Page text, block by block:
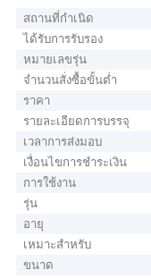
สถานที่กำเนิด
ได้รับการรับรอง
หมายเลขรุ่น
จำนวนสั่งซื้อขั้นต่ำ
ราคา
รายละเอียดการบรรจุ
เวลาการส่งมอบ
เงื่อนไขการชำระเงิน
การใช้งาน
รุ่น
อายุ
เหมาะสําหรับ
ขนาด